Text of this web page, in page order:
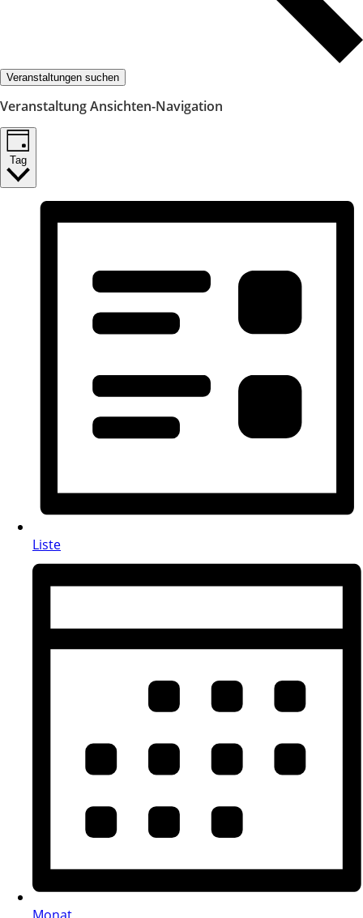
Veranstaltungen suchen
Veranstaltung Ansichten-Navigation
Tag
Liste